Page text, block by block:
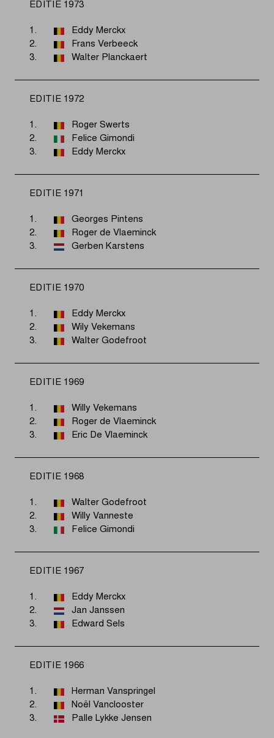
EDITIE 1973
1.
Eddy Merckx
2.
Frans Verbeeck
3.
Walter Planckaert
EDITIE 1972
1.
Roger Swerts
2.
Felice Gimondi
3.
Eddy Merckx
EDITIE 1971
1.
Georges Pintens
2.
Roger de Vlaeminck
3.
Gerben Karstens
EDITIE 1970
1.
Eddy Merckx
2.
Wily Vekemans
3.
Walter Godefroot
EDITIE 1969
1.
Willy Vekemans
2.
Roger de Vlaeminck
3.
Eric De Vlaeminck
EDITIE 1968
1.
Walter Godefroot
2.
Willy Vanneste
3.
Felice Gimondi
EDITIE 1967
1.
Eddy Merckx
2.
Jan Janssen
3.
Edward Sels
EDITIE 1966
1.
Herman Vanspringel
2.
Noël Vanclooster
3.
Palle Lykke Jensen